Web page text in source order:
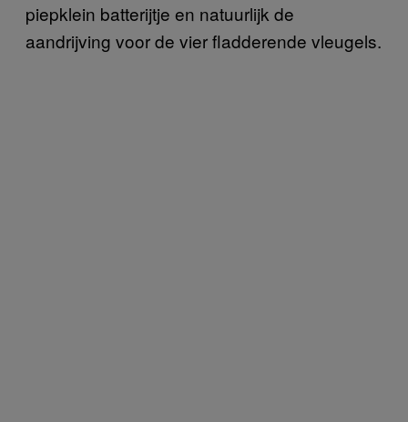
piepklein batterijtje en natuurlijk de
aandrijving voor de vier fladderende vleugels.